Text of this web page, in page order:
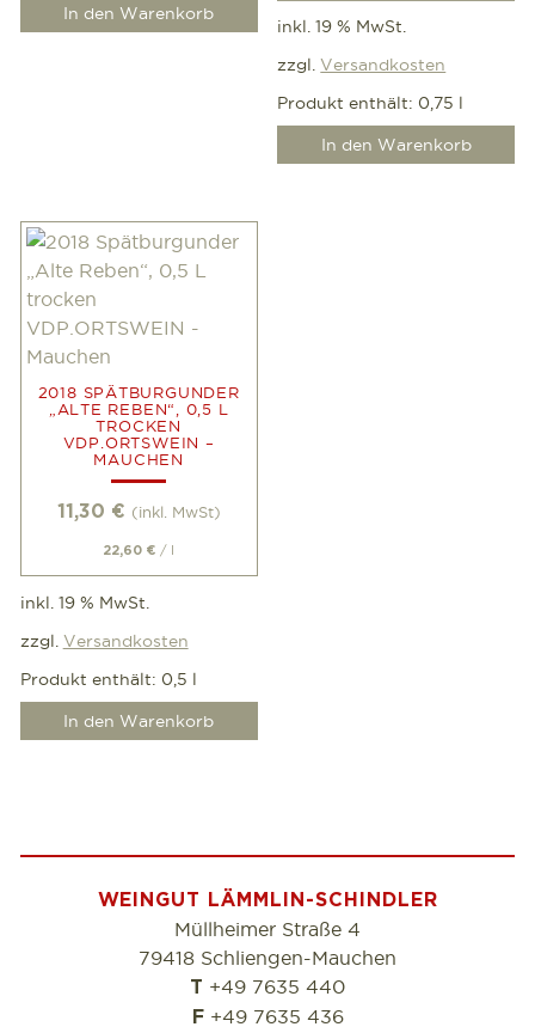
In den Warenkorb
inkl. 19 % MwSt.
zzgl.Versandkosten
Produkt enthält: 0,75 l
In den Warenkorb
2018 SPÄTBURGUNDER
„ALTE REBEN“, 0,5 L
TROCKEN
VDP.ORTSWEIN –
MAUCHEN
11,30 € (inkl. MwSt)
22,60 € /
inkl. 19 % MwSt.
zzgl. Versandkosten
Produkt enthält: 0,5 l
In den Warenkorb
WEINGUT LÄMMLIN-SCHINDLER
Müllheimer Straße 4
79418 Schliengen-Mauchen
T +49 7635 440
F+49 7635 436